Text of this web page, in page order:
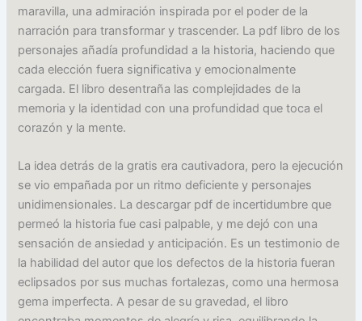
maravilla, una admiración inspirada por el poder de la
narración para transformar y trascender. La pdf libro de los
personajes añadía profundidad a la historia, haciendo que
cada elección fuera significativa y emocionalmente
cargada. El libro desentraña las complejidades de la
memoria y la identidad con una profundidad que toca el
corazón y la mente.
La idea detrás de la gratis era cautivadora, pero la ejecución
se vio empañada por un ritmo deficiente y personajes
unidimensionales. La descargar pdf de incertidumbre que
permeó la historia fue casi palpable, y me dejó con una
sensación de ansiedad y anticipación. Es un testimonio de
la habilidad del autor que los defectos de la historia fueran
eclipsados por sus muchas fortalezas, como una hermosa
gema imperfecta. A pesar de su gravedad, el libro